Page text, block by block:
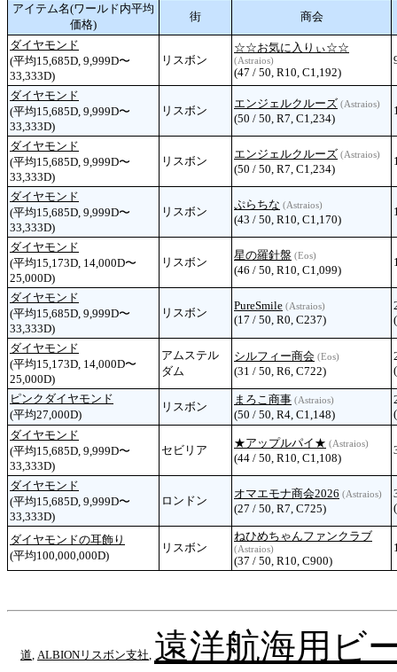
アイテム名(ワールド内平均
価格)
街 商会
ダイヤモンド
(平均15,685D, 9,999D〜
33,333D)
リスボン
☆☆お気に入りぃ☆☆
(Astraios)
(47 / 50, R10, C1,192)
ダイヤモンド
(平均15,685D, 9,999D〜
33,333D)
リスボン
エンジェルクルーズ (Astraios)
(50 / 50, R7, C1,234)
ダイヤモンド
(平均15,685D, 9,999D〜
33,333D)
リスボン
エンジェルクルーズ (Astraios)
(50 / 50, R7, C1,234)
ダイヤモンド
(平均15,685D, 9,999D〜
33,333D)
リスボン
ぷらちな (Astraios)
(43 / 50, R10, C1,170)
ダイヤモンド
(平均15,173D, 14,000D〜
25,000D)
リスボン
星の羅針盤 (Eos)
(46 / 50, R10, C1,099)
ダイヤモンド
(平均15,685D, 9,999D〜
33,333D)
リスボン
PureSmile (Astraios)
(17 / 50, R0, C237)
ダイヤモンド
(平均15,173D, 14,000D〜
25,000D)
アムステル
ダム
シルフィー商会 (Eos)
(31 / 50, R6, C722)
ピンクダイヤモンド
(平均27,000D)
リスボン
まろこ商事 (Astraios)
(50 / 50, R4, C1,148)
ダイヤモンド
(平均15,685D, 9,999D〜
33,333D)
セビリア
★アップルパイ★ (Astraios)
(44 / 50, R10, C1,108)
ダイヤモンド
(平均15,685D, 9,999D〜
33,333D)
ロンドン
オマエモナ商会2026 (Astraios)
(27 / 50, R7, C725)
ダイヤモンドの耳飾り
(平均100,000,000D)
リスボン
ねひめちゃんファンクラブ
(Astraios)
(37 / 50, R10, C900)
道 ALBIONリスボン支社 遠洋航海用ビ